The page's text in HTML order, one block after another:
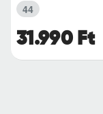
31.990 Ft
44